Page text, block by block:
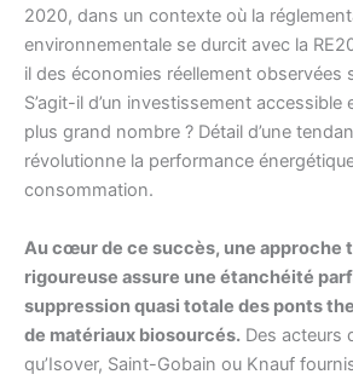
2020, dans un contexte où la
environnementale se durcit avec la
il des économies réellement observées
S’agit-il d’un investissement accessible
plus grand nombre ? Détail d’une
révolutionne la performance
consommation.
Au cœur de ce succès, une approche
rigoureuse assure une étanchéité
suppression quasi totale des ponts
de matériaux biosourcés. Des acteurs
qu’Isover, Saint-Gobain ou Knauf